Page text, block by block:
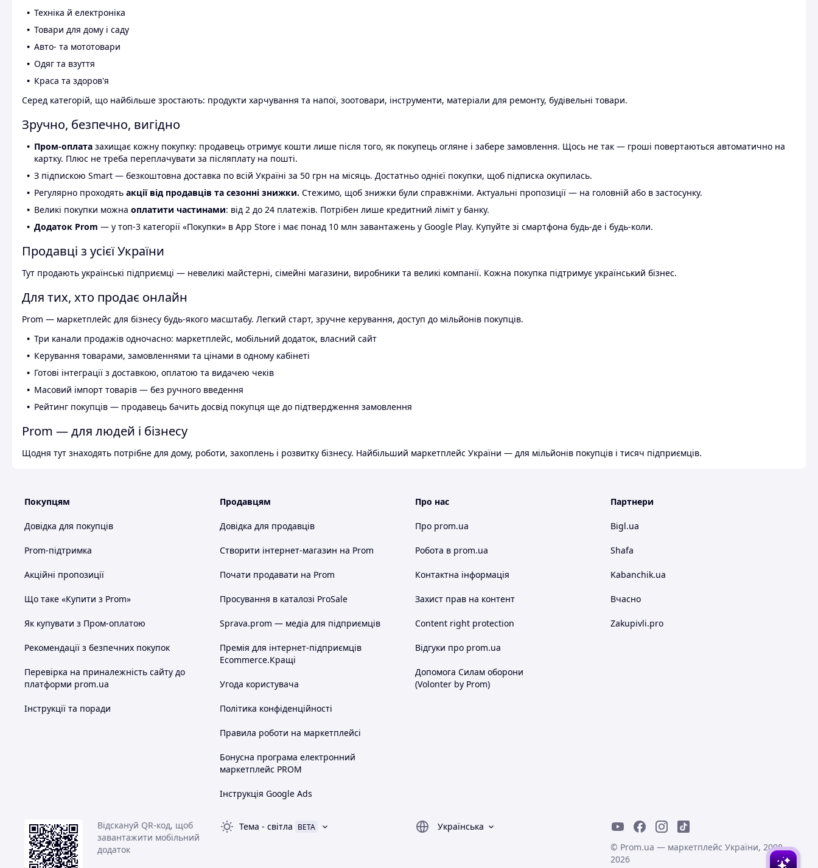
Техніка й електроніка
Товари для дому і саду
Авто- та мототовари
Одяг та взуття
Краса та здоров'я
Серед категорій, що найбільше зростають: продукти харчування та напої, зоотовари, інструменти, матеріали для ремонту, будівельні товари.
Зручно, безпечно, вигідно
Пром-оплата захищає кожну покупку: продавець отримує кошти лише після того, як покупець огляне і забере замовлення. Щось не так — гроші повертаються автоматично на
картку. Плюс не треба переплачувати за післяплату на пошті.
З підпискою Smart — безкоштовна доставка по всій Україні за 50 грн на місяць. Достатньо однієї покупки, щоб підписка окупилась.
Регулярно проходять акції від продавців та сезонні знижки. Стежимо, щоб знижки були справжніми. Актуальні пропозиції — на головній або в застосунку.
Великі покупки можна оплатити частинами: від 2 до 24 платежів. Потрібен лише кредитний ліміт у банку.
Додаток Prom — у топ-3 категорії «Покупки» в App Store і має понад 10 млн завантажень у Google Play. Купуйте зі смартфона будь-де і будь-коли.
Продавці з усієї України
Тут продають українські підприємці — невеликі майстерні, сімейні магазини, виробники та великі компанії. Кожна покупка підтримує український бізнес.
Для тих, хто продає онлайн
Prom — маркетплейс для бізнесу будь-якого масштабу. Легкий старт, зручне керування, доступ до мільйонів покупців.
Три канали продажів одночасно: маркетплейс, мобільний додаток, власний сайт
Керування товарами, замовленнями та цінами в одному кабінеті
Готові інтеграції з доставкою, оплатою та видачею чеків
Масовий імпорт товарів — без ручного введення
Рейтинг покупців — продавець бачить досвід покупця ще до підтвердження замовлення
Prom — для людей і бізнесу
Щодня тут знаходять потрібне для дому, роботи, захоплень і розвитку бізнесу. Найбільший маркетплейс України — для мільйонів покупців і тисяч підприємців.
Покупцям
Довідка для покупців
Prom-підтримка
Акційні пропозиції
Що таке «Купити з Prom»
Як купувати з Пром-оплатою
Рекомендації з безпечних покупок
Перевірка на приналежність сайту до
платформи prom.ua
Інструкції та поради
Продавцям
Довідка для продавців
Створити інтернет-магазин на Prom
Почати продавати на Prom
Просування в каталозі ProSale
Sprava.prom — медіа для підприємців
Премія для інтернет-підприємців
Ecommerce.Кращі
Угода користувача
Політика конфіденційності
Правила роботи на маркетплейсі
Бонусна програма електронний
маркетплейс PROM
Інструкція Google Ads
Про нас
Про prom.ua
Робота в prom.ua
Контактна інформація
Захист прав на контент
Content right protection
Відгуки про prom.ua
Допомога Силам оборони
(Volonter by Prom)
Партнери
Bigl.ua
Shafa
Kabanchik.ua
Вчасно
Zakupivli.pro
Відскануй QR-код, щоб
завантажити мобільний
додаток
Тема - світла BETA
Українська
© Prom.ua — маркетплейс України, 2008-
2026